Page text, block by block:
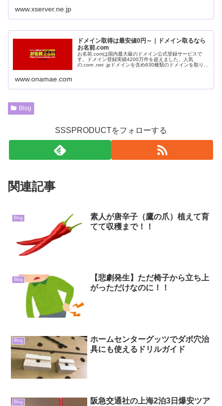
www.xserver.ne.jp
ドメイン取得は最安値0円～｜ドメイン取るなら
お名前.com
お名前.comは国内最大級のドメイン公式登録サービスで
す。ドメイン登録実績4200万件を超えました。人気
の.com .net .jpドメインを含め630種類のドメインを取り扱
www.onamae.com
Blog
SSSPRODUCTをフォローする
関連記事
Blog
素人が唐辛子（鷹の爪）植えて育
てて収穫まで！！
Blog
【悲劇発生】ただ椅子から立ち上
がっただけなのに！！
Blog
ホームセンターグッツでダボ穴治
具にも使えるドリルガイド
Blog
阪急交通社の上海2泊3日爆安ツア